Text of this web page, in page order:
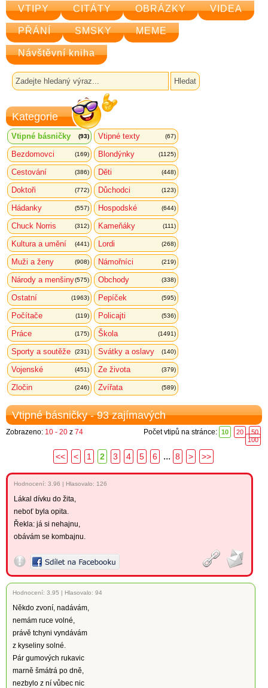
VTIPY CITÁTY OBRÁZKY VIDEA
PŘÁNÍ SMSKY MEME
Návštěvní kniha
Kategorie
Vtipné básničky (93) Vtipné texty (67)
Bezdomovci (169) Blondýnky (1125)
Cestování (386) Děti (448)
Doktoři (772) Důchodci (123)
Hádanky (557) Hospodské (644)
Chuck Norris (312) Kameňáky (111)
Kultura a umění (441) Lordi (268)
Muži a ženy (908) Námořníci (219)
Národy a menšiny(575) Obchody (338)
Ostatní (1963) Pepíček (595)
Počítače (119) Policajti (536)
Práce (175) Škola (1491)
Sporty a soutěže (231) Svátky a oslavy (140)
Vojenské (451) Ze života (379)
Zločin (246) Zvířata (589)
Vtipné básničky - 93 zajímavých
Zobrazeno: 10 - 20 z 74 Počet vtipů na stránce: 10 20
50
100
<< < 1 2 3 4 5 6 ... 8 > >>
Hodnocení: 3.96 | Hlasovalo: 126
Lákal dívku do žita,
neboť byla opita.
Řekla: já si nehajnu,
obávám se kombajnu.
Hodnocení: 3.95 | Hlasovalo: 94
Někdo zvoní, nadávám,
nemám ruce volné,
právě tchyni vyndávám
z kyseliny solné.
Pár gumových rukavic
marně šmátrá po dně,
nezbylo z ní vůbec nic